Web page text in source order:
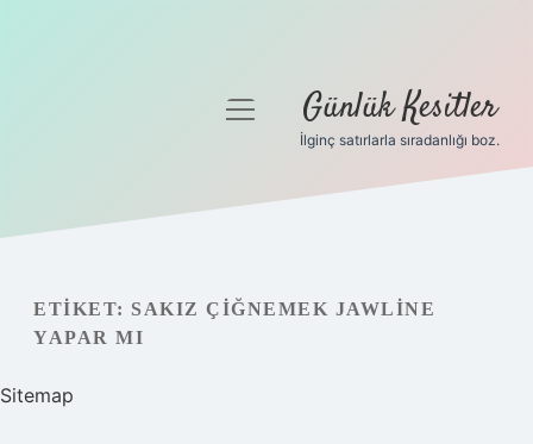
Hakkımızda
menüyü
Günlük Kesitler
İlginç satırlarla sıradanlığı boz.
ETIKET: SAKIZ ÇIĞNEMEK JAWLINE
YAPAR MI
Sitemap